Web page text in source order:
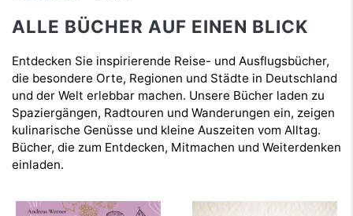
ALLE BÜCHER AUF EINEN BLICK
Entdecken Sie inspirierende Reise- und Ausflugsbücher,
die besondere Orte, Regionen und Städte in Deutschland
und der Welt erlebbar machen. Unsere Bücher laden zu
Spaziergängen, Radtouren und Wanderungen ein, zeigen
kulinarische Genüsse und kleine Auszeiten vom Alltag.
Bücher, die zum Entdecken, Mitmachen und Weiterdenken
einladen.